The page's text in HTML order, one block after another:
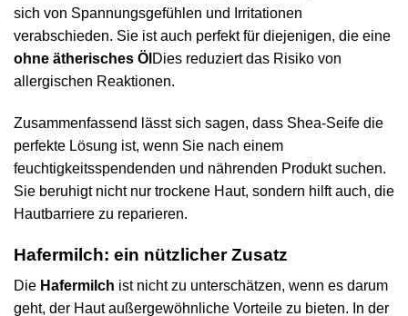
sich von Spannungsgefühlen und Irritationen
verabschieden. Sie ist auch perfekt für diejenigen, die eine
ohne ätherisches Öl Dies reduziert das Risiko von
allergischen Reaktionen.
Zusammenfassend lässt sich sagen, dass Shea-Seife die
perfekte Lösung ist, wenn Sie nach einem
feuchtigkeitsspendenden und nährenden Produkt suchen.
Sie beruhigt nicht nur trockene Haut, sondern hilft auch, die
Hautbarriere zu reparieren.
Hafermilch: ein nützlicher Zusatz
Die Hafermilch ist nicht zu unterschätzen, wenn es darum
geht, der Haut außergewöhnliche Vorteile zu bieten. In der